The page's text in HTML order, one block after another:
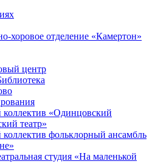
хоровое отделение «Камертон»
центр
«Одинцовский
театр»
фольклорный ансамбль
студия «На маленькой